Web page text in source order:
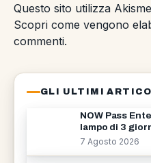
Questo sito utilizza
Scopri come vengono
commenti.
GLI ULTIMI
NOW Pass
lampo di 3
7 Agosto 2026